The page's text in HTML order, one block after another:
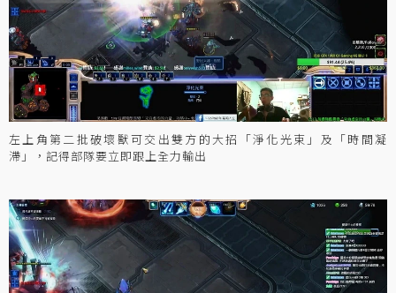
左上角第二批破壞獸可交出雙方的大招「淨化光束」及「時間凝
滯」，記得部隊要立即跟上全力輸出